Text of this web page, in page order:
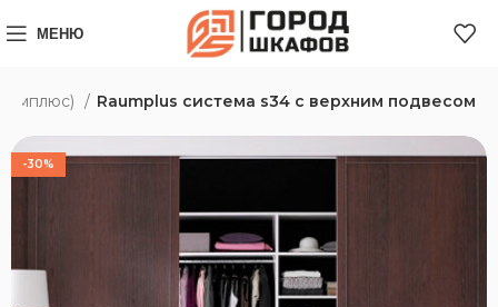
МЕНЮ
Raumplus система s34 с верхним подвесом
-30%